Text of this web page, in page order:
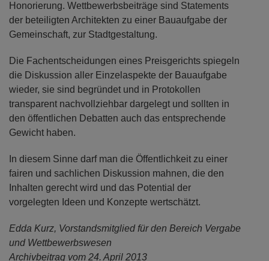
Honorierung. Wettbewerbsbeiträge sind Statements
der beteiligten Architekten zu einer Bauaufgabe der
Gemeinschaft, zur Stadtgestaltung.
Die Fachentscheidungen eines Preisgerichts spiegeln
die Diskussion aller Einzelaspekte der Bauaufgabe
wieder, sie sind begründet und in Protokollen
transparent nachvollziehbar dargelegt und sollten in
den öffentlichen Debatten auch das entsprechende
Gewicht haben.
In diesem Sinne darf man die Öffentlichkeit zu einer
fairen und sachlichen Diskussion mahnen, die den
Inhalten gerecht wird und das Potential der
vorgelegten Ideen und Konzepte wertschätzt.
Edda Kurz, Vorstandsmitglied für den Bereich Vergabe
und Wettbewerbswesen
Archivbeitrag vom 24. April 2013